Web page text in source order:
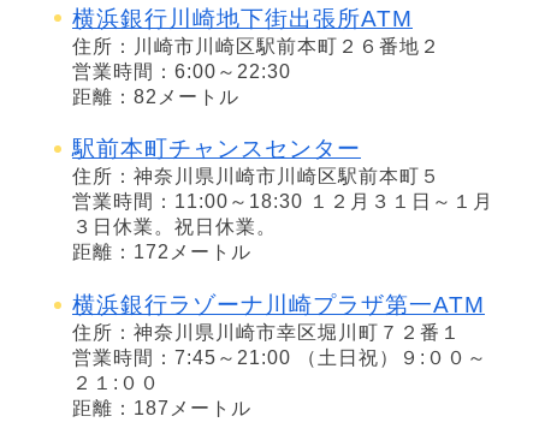
横浜銀行川崎地下街出張所ATM
住所：川崎市川崎区駅前本町２６番地２
営業時間：6:00～22:30
距離：82メートル
駅前本町チャンスセンター
住所：神奈川県川崎市川崎区駅前本町５
営業時間：11:00～18:30 １２月３１日～１月
３日休業。祝日休業。
距離：172メートル
横浜銀行ラゾーナ川崎プラザ第一ATM
住所：神奈川県川崎市幸区堀川町７２番１
営業時間：7:45～21:00 （土日祝）９:００～
２１:００
距離：187メートル